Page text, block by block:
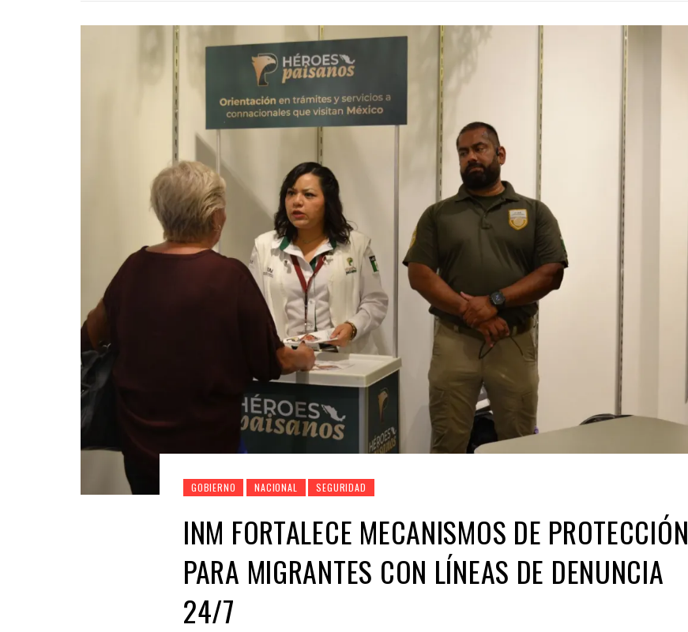
GOBIERNO NACIONAL SEGURIDAD
INM FORTALECE MECANISMOS DE PROTECCIÓN
PARA MIGRANTES CON LÍNEAS DE DENUNCIA
24/7